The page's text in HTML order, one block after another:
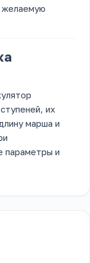
желаемую
их
марша и
параметры и